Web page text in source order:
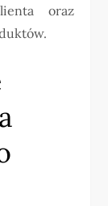
oraz